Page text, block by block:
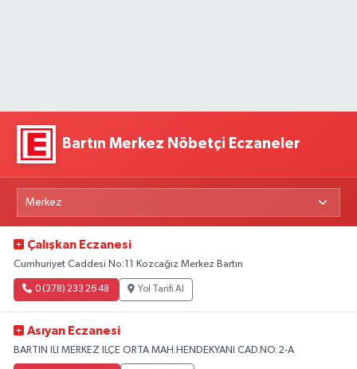
Bartın Merkez Nöbetçi Eczaneler
Çalışkan Eczanesi
Cumhuriyet Caddesi No:11 Kozcağız Merkez Bartın
0 (378) 233 26 48 Yol Tarifi Al
Asıyan Eczanesi
BARTIN ILI MERKEZ ILÇE ORTA MAH.HENDEKYANI CAD.NO:2-A